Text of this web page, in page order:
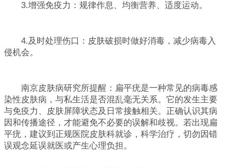
3.增强免疫力：规律作息、均衡营养、适度运动。
4.及时处理伤口：皮肤破损时做好消毒，减少病毒入
侵机会。
南京皮肤病研究所提醒：扁平疣是一种常见的病毒感
染性皮肤病，与私生活是否混乱毫无关系。它的发生主要
与免疫力、皮肤屏障状态及日常接触相关。正确认识其病
因和传播途径，才能避免不必要的误解和歧视。若出现扁
平疣，建议到正规医院皮肤科就诊，科学治疗，切勿因错
误观念延误就医或产生心理负担。